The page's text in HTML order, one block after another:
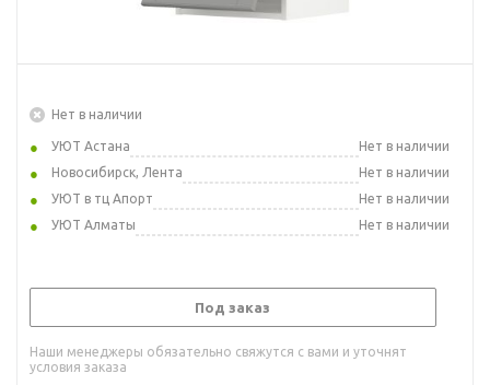
Нет в наличии
УЮТ Астана
Нет в наличии
Новосибирск, Лента
Нет в наличии
УЮТ в тц Апорт
Нет в наличии
УЮТ Алматы
Нет в наличии
Под заказ
Наши менеджеры обязательно свяжутся с вами и уточнят
условия заказа